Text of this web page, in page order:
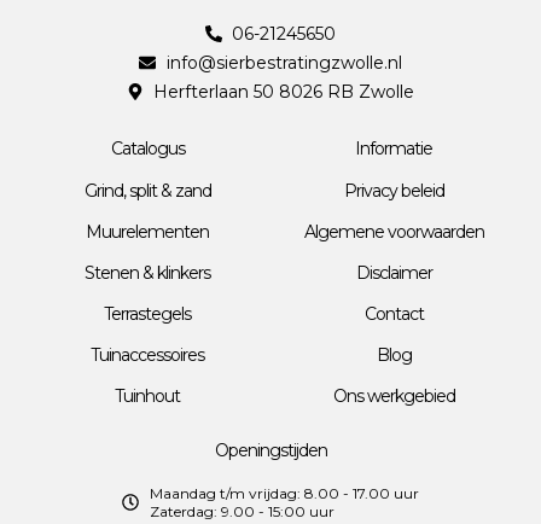
06-21245650
info@sierbestratingzwolle.nl
Herfterlaan 50 8026 RB Zwolle
Catalogus
Grind, split & zand
Muurelementen
Stenen & klinkers
Terrastegels
Tuinaccessoires
Tuinhout
Informatie
Privacy beleid
Algemene voorwaarden
Disclaimer
Contact
Blog
Ons werkgebied
Openingstijden
Maandag t/m vrijdag: 8.00 - 17.00 uur
Zaterdag: 9.00 - 15:00 uur